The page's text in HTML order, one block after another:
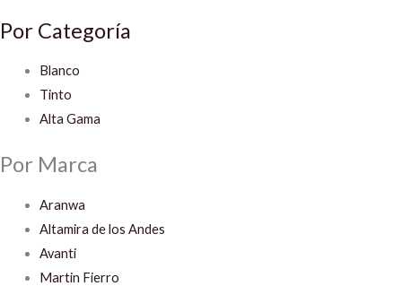
Por Categoría
Blanco
Tinto
Alta Gama
Por Marca
Aranwa
Altamira de los Andes
Avanti
Martin Fierro